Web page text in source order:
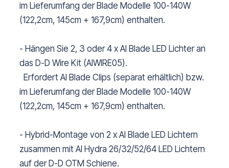
im Lieferumfang der Blade Modelle 100-140W
(122,2cm, 145cm + 167,9cm) enthalten.
- Hängen Sie 2, 3 oder 4 x AI Blade LED Lichter an
das D-D Wire Kit (AIWIRE05).
Erfordert AI Blade Clips (separat erhältlich) bzw.
im Lieferumfang der Blade Modelle 100-140W
(122,2cm, 145cm + 167,9cm) enthalten.
- Hybrid-Montage von 2 x AI Blade LED Lichtern
zusammen mit AI Hydra 26/32/52/64 LED Lichtern
auf der D-D OTM Schiene.